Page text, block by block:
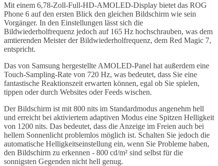
Mit einem 6,78-Zoll-Full-HD-AMOLED-Display bietet das ROG
Phone 6 auf den ersten Blick den gleichen Bildschirm wie sein
Vorgänger. In den Einstellungen lässt sich die
Bildwiederholfrequenz jedoch auf 165 Hz hochschrauben, was dem
amtierenden Meister der Bildwiederholfrequenz, dem Red Magic 7,
entspricht.
Das von Samsung hergestellte AMOLED-Panel hat außerdem eine
Touch-Sampling-Rate von 720 Hz, was bedeutet, dass Sie eine
fantastische Reaktionszeit erwarten können, egal ob Sie spielen,
tippen oder durch Websites oder Feeds wischen.
Der Bildschirm ist mit 800 nits im Standardmodus angenehm hell
und erreicht bei aktiviertem adaptiven Modus eine Spitzen Helligkeit
von 1200 nits. Das bedeutet, dass die Anzeige im Freien auch bei
hellem Sonnenlicht problemlos möglich ist. Schalten Sie jedoch die
automatische Helligkeitseinstellung ein, wenn Sie Probleme haben,
den Bildschirm zu erkennen - 800 cd/m² sind selbst für die
sonnigsten Gegenden nicht hell genug.